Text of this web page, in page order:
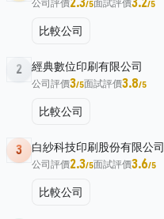
公司評價 /5面試評價 /5
比較公司
2 經典數位印刷有限公司
公司評價3/5面試評價3.8/5
比較公司
3 白紗科技印刷股份有限公司
公司評價2.3/5面試評價3.6/5
比較公司